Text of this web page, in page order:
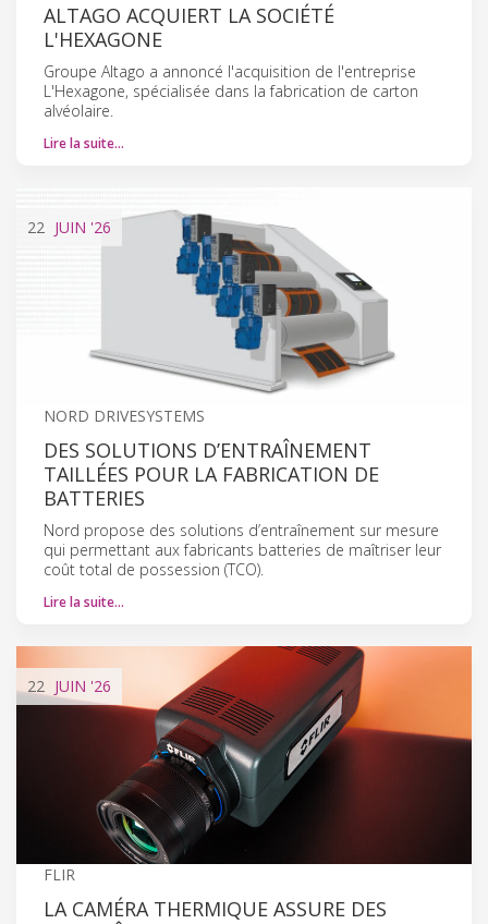
ALTAGO ACQUIERT LA SOCIÉTÉ
L'HEXAGONE
Groupe Altago a annoncé l'acquisition de l'entreprise
L'Hexagone, spécialisée dans la fabrication de carton
alvéolaire.
Lire la suite…
22 JUIN '26
NORD DRIVESYSTEMS
DES SOLUTIONS D’ENTRAÎNEMENT
TAILLÉES POUR LA FABRICATION DE
BATTERIES
Nord propose des solutions d’entraînement sur mesure
qui permettant aux fabricants batteries de maîtriser leur
coût total de possession (TCO).
Lire la suite…
22 JUIN '26
FLIR
LA CAMÉRA THERMIQUE ASSURE DES